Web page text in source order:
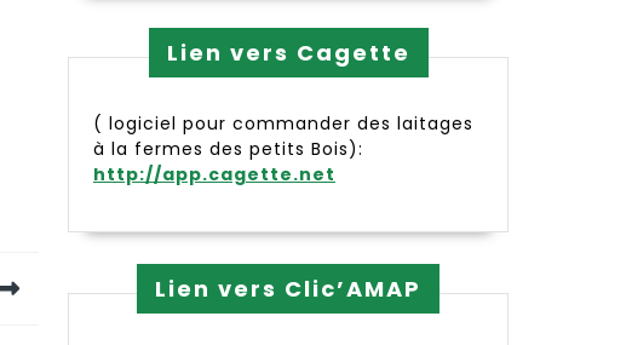
Lien vers Cagette
( logiciel pour commander des laitages
à la fermes des petits Bois):
http://app.cagette.net
Lien vers Clic’AMAP